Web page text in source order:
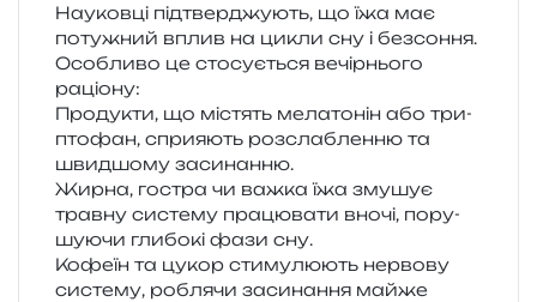
Науковці під­твер­джу­ють, що їжа має
поту­жний вплив на цикли сну і без­со­н­ня.
Особливо це сто­су­є­ться вечір­ньо­го
раціону:
Продукти, що містять мела­то­нін або три­
пто­фан, спри­я­ють роз­сла­блен­ню та
швид­шо­му засинанню.
Жирна, гостра чи важка їжа зму­шує
трав­ну систе­му пра­цю­ва­ти вночі, пору­
шу­ю­чи гли­бо­кі фази сну.
Кофеїн та цукор сти­му­лю­ють нер­во­ву
систе­му, робля­чи заси­на­н­ня майже